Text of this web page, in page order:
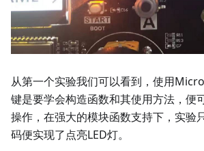
从第一个实验我们可以看到，使用
键是要学会构造函数和其使用方法，便
操作，在强大的模块函数支持下，实验
码便实现了点亮LED灯。